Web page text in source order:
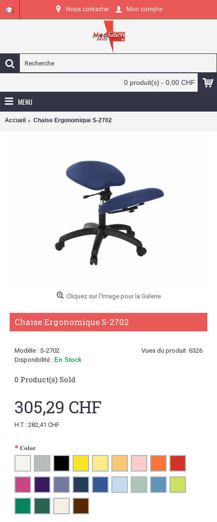
Nous contacter Mon compte
0 produit(s) - 0,00 CHF
MENU
Accueil Chaise Ergonomique S-2702
Cliquez sur l'Image pour la Galerie
Chaise Ergonomique S-2702
Vues du produit: 6326
Modèle : S-2702
Disponibilité : En Stock
0 Product(s) Sold
305,29 CHF
H.T : 282,41 CHF
Color